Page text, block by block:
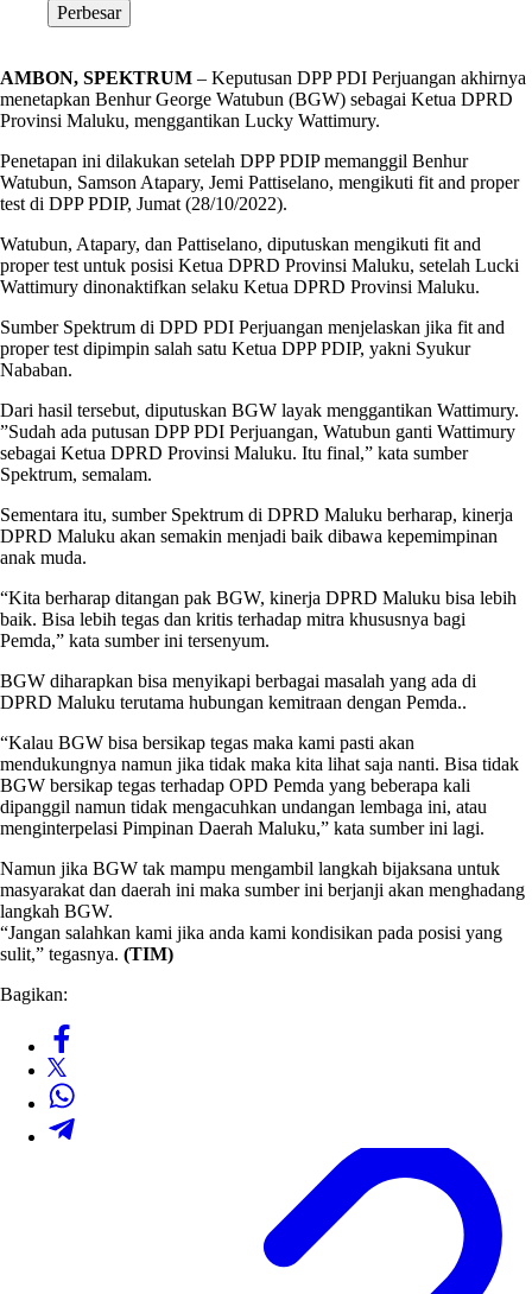
Perbesar
AMBON, SPEKTRUM – Keputusan DPP PDI Perjuangan akhirnya
menetapkan Benhur George Watubun (BGW) sebagai Ketua DPRD
Provinsi Maluku, menggantikan Lucky Wattimury.
Penetapan ini dilakukan setelah DPP PDIP memanggil Benhur
Watubun, Samson Atapary, Jemi Pattiselano, mengikuti fit and proper
test di DPP PDIP, Jumat (28/10/2022).
Watubun, Atapary, dan Pattiselano, diputuskan mengikuti fit and
proper test untuk posisi Ketua DPRD Provinsi Maluku, setelah Lucki
Wattimury dinonaktifkan selaku Ketua DPRD Provinsi Maluku.
Sumber Spektrum di DPD PDI Perjuangan menjelaskan jika fit and
proper test dipimpin salah satu Ketua DPP PDIP, yakni Syukur
Nababan.
Dari hasil tersebut, diputuskan BGW layak menggantikan Wattimury.
”Sudah ada putusan DPP PDI Perjuangan, Watubun ganti Wattimury
sebagai Ketua DPRD Provinsi Maluku. Itu final,” kata sumber
Spektrum, semalam.
Sementara itu, sumber Spektrum di DPRD Maluku berharap, kinerja
DPRD Maluku akan semakin menjadi baik dibawa kepemimpinan
anak muda.
“Kita berharap ditangan pak BGW, kinerja DPRD Maluku bisa lebih
baik. Bisa lebih tegas dan kritis terhadap mitra khususnya bagi
Pemda,” kata sumber ini tersenyum.
BGW diharapkan bisa menyikapi berbagai masalah yang ada di
DPRD Maluku terutama hubungan kemitraan dengan Pemda..
“Kalau BGW bisa bersikap tegas maka kami pasti akan
mendukungnya namun jika tidak maka kita lihat saja nanti. Bisa tidak
BGW bersikap tegas terhadap OPD Pemda yang beberapa kali
dipanggil namun tidak mengacuhkan undangan lembaga ini, atau
menginterpelasi Pimpinan Daerah Maluku,” kata sumber ini lagi.
Namun jika BGW tak mampu mengambil langkah bijaksana untuk
masyarakat dan daerah ini maka sumber ini berjanji akan menghadang
langkah BGW.
“Jangan salahkan kami jika anda kami kondisikan pada posisi yang
sulit,” tegasnya. (TIM)
Bagikan: